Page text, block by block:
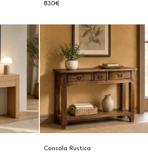
830€
Consola Rustica